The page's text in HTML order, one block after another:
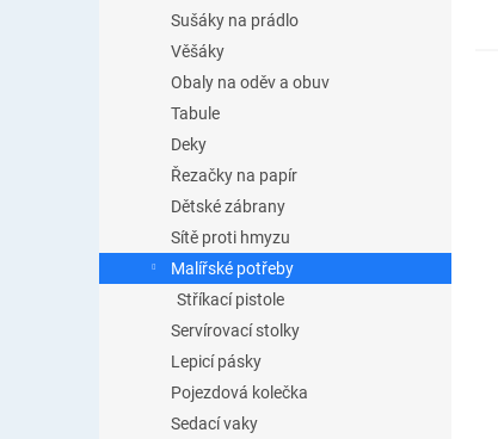
Sušáky na prádlo
Věšáky
Obaly na oděv a obuv
Tabule
Deky
Řezačky na papír
Dětské zábrany
Sítě proti hmyzu
Malířské potřeby
Stříkací pistole
Servírovací stolky
Lepicí pásky
Pojezdová kolečka
Sedací vaky